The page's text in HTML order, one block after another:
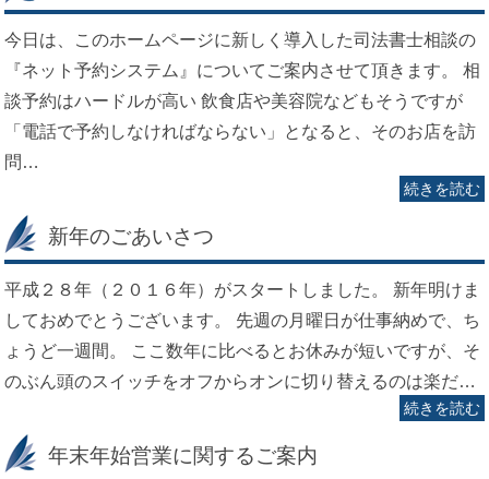
今日は、このホームページに新しく導入した司法書士相談の
『ネット予約システム』についてご案内させて頂きます。 相
談予約はハードルが高い 飲食店や美容院などもそうですが
「電話で予約しなければならない」となると、そのお店を訪
問…
続きを読む
新年のごあいさつ
平成２８年（２０１６年）がスタートしました。 新年明けま
しておめでとうございます。 先週の月曜日が仕事納めで、ち
ょうど一週間。 ここ数年に比べるとお休みが短いですが、そ
のぶん頭のスイッチをオフからオンに切り替えるのは楽だ…
続きを読む
年末年始営業に関するご案内